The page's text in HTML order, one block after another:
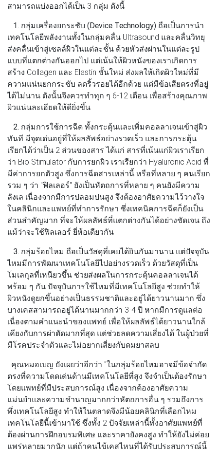
สามารถแบ่งออกได้เป็น 3 กลุ่ม ดังนี้
1. กลุ่มเครื่องยกระชับ (Device Technology) ถือเป็นการนำ
เทคโนโลยีพลังงานทั้งในกลุ่มคลื่น Ultrasound และคลื่นวิทยุ
ส่งคลื่นเข้าสู่เซลล์ผิวในแต่ละชั้น ด้วยหัวส่งผ่านในแต่ละรูป
แบบที่แตกต่างกันออกไป แต่เน้นให้ผิวหนังของเราเกิดการ
สร้าง Collagen และ Elastin ชั้นใหม่ ส่งผลให้เกิดผิวใหม่ที่มี
ความแน่นยกกระชับ ลดริ้วรอยได้อีกด้วย แต่มีข้อเสียตรงที่อยู่
ได้ไม่นาน ดังนั้นจึงควรทำทุก ๆ 6-12 เดือน เพื่อสร้างคุณภาพ
ผิวแน่นละเอียดให้ดียิ่งขึ้น
2. กลุ่มการใช้การฉีด ทั้งกระตุ้นและเพิ่มคอลลาเจนเข้าสู่ผิว
ทันที มีจุดเด่นอยู่ที่ให้ผลลัพธ์อย่างรวดเร็ว และการกระตุ้น
เรียกได้ว่าเป็น 2 ส่วนของสาร ได้แก่ สารที่เน้นแก่ผิวเราเรียก
ว่า Bio Stimulator กับการยกผิว เราเรียกว่า Hyaluronic Acid ที่
มีค่าการยกตัวสูง ซึ่งการฉีดสารเหล่านี้ หรือที่หลาย ๆ คนเรียก
รวม ๆ ว่า "ฟิลเลอร์" ยังเป็นหัตถการที่หลาย ๆ คนยังมีความ
ลังเล เนื่องจากมีการปลอมปนสูง จึงต้องอาศัยความไว้วางใจ
ในคลินิกและแพทย์ที่ทำการรักษา ซึ่งเทคนิคการฉีดก็ยังเป็น
ส่วนสำคัญมาก ที่จะให้ผลลัพธ์ที่แตกต่างกันได้อย่างชัดเจน ถึง
แม้ว่าจะใช้ฟิลเลอร์ ยี่ห้อเดียวกัน
3. กลุ่มร้อยไหม ถือเป็นวัสดุที่เคยได้ยินกันมานาน แต่ปัจจุบัน
ไหมมีการพัฒนาเทคโนโลยีไปอย่างรวดเร็ว ด้วยวัสดุที่เป็น
โมเลกุลที่เหนียวขึ้น ช่วยส่งผลในการกระตุ้นคอลลาเจนได้
พร้อม ๆ กัน ปัจจุบันการใช้ไหมที่มีเทคโนโลยีสูง ช่วยทำให้
ผิวหนังดูยกขึ้นอย่างเป็นธรรมชาติและอยู่ได้ยาวนานมาก ซึ่ง
บางเคสสามารถอยู่ได้นานมากกว่า 3-4 ปี หากมีการดูแลต่อ
เนื่องตามคำแนะนำของแพทย์ เพื่อให้ผลลัพธ์ได้ยาวนานใกล้
เคียงกับการผ่าตัดมากที่สุด แต่ช่วยลดความเสี่ยงได้ ในผู้ป่วยที่
มีโรคประจำตัวและไม่อยากเสี่ยงกับดมยาสลบ
คุณหมอเบญ ยังเผยว่าอีกว่า "ในกลุ่มร้อยไหมอาจมีข้อจำกัด
ตรงที่ความโดดเด่นด้านมีเทคโนโลยีที่สูง จึงจำเป็นต้องรักษา
โดยแพทย์ที่มีประสบการณ์สูง เนื่องจากต้องอาศัยความ
แม่นยำและความชำนาญมากกว่าหัตถการอื่น ๆ รวมถึงการ
พึ่งเทคโนโลยีสูง ทำให้ในตลาดจึงมีน้อยคลินิกที่เลือกไหม
เทคโนโลยีนี้เข้ามาใช้ ซึ่งทั้ง 2 ปัจจัยเหล่านี้ทั้งอาศัยแพทย์ที่
ต้องผ่านการฝึกอบรมพิเศษ และราคายังคงสูง ทำให้ยังไม่ค่อย
แพร่หลายมากนัก แต่ถ้าคนไข้เคสไหนที่ได้รับประสบการณ์นี้